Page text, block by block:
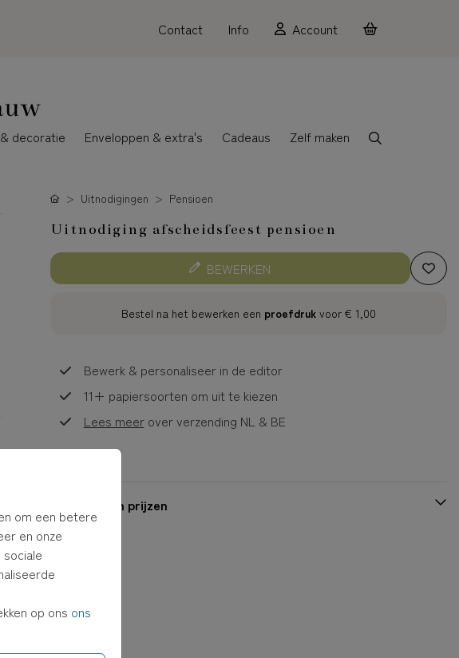
Contact Info Account
decoratie Enveloppen & extra's Cadeaus Zelf maken
om een betere
en onze
op ons ons
Uitnodigingen Pensioen
Uitnodiging afscheidsfeest pensioen
BEWERKEN
Bestel na het bewerken een proefdrukvoor € 1,00
Bewerk & personaliseer in de editor
11+ papiersoorten om uit te kiezen
Lees meerover verzending NL & BE
Formaten en prijzen